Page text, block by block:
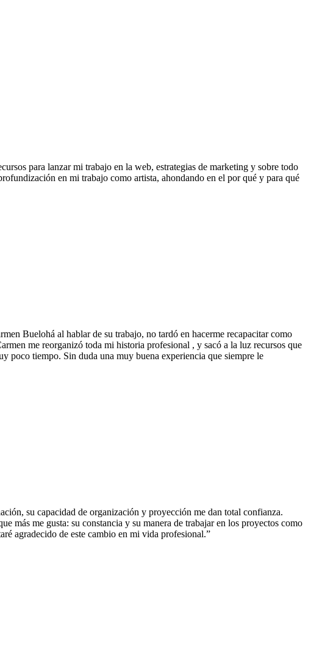
para lanzar mi trabajo en la web, estrategias de marketing y sobre todo
en mi trabajo como artista, ahondando en el por qué y para qué
Buelohá al hablar de su trabajo, no tardó en hacerme recapacitar como
me reorganizó toda mi historia profesional , y sacó a la luz recursos que
poco tiempo. Sin duda una muy buena experiencia que siempre le
su capacidad de organización y proyección me dan total confianza.
más me gusta: su constancia y su manera de trabajar en los proyectos como
agradecido de este cambio en mi vida profesional.”